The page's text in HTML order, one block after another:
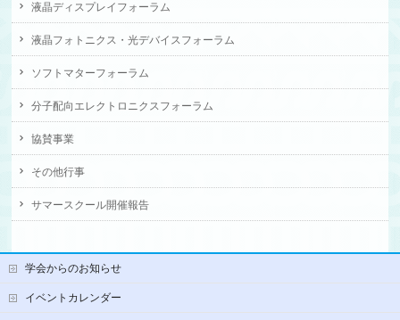
液晶ディスプレイフォーラム
液晶フォトニクス・光デバイスフォーラム
ソフトマターフォーラム
分子配向エレクトロニクスフォーラム
協賛事業
その他行事
サマースクール開催報告
学会からのお知らせ
イベントカレンダー